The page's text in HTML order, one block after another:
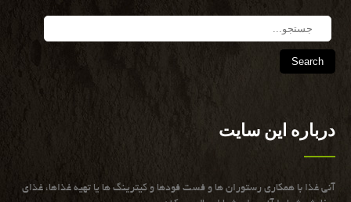
درباره این سایت
آنی غذا با همكاری رستوران ها و فست فودها و كیترینگ ها یا تهیه غذاها، غذای